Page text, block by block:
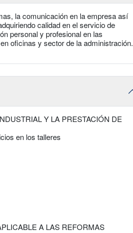
la comunicación en la empresa así
calidad en el servicio de
personal y profesional en las
oficinas y sector de la administración.
Y LA PRESTACIÓN DE
en los talleres
A LAS REFORMAS